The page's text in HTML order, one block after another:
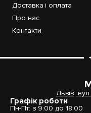
Доставка і оплата
Про нас
Контакти
Львів,
Графік роботи
Пн-Пт: з 9:00 до 18:00